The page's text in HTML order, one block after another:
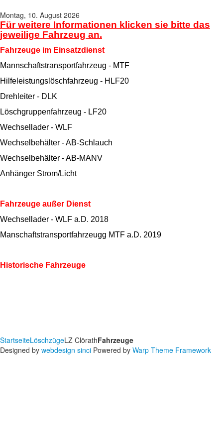
Montag, 10. August 2026
Für weitere Informationen klicken sie bitte das
jeweilige Fahrzeug an.
Fahrzeuge im Einsatzdienst
Mannschaftstransportfahrzeug - MTF
Hilfeleistungslöschfahrzeug - HLF20
Drehleiter - DLK
Löschgruppenfahrzeug - LF20
Wechsellader - WLF
Wechselbehälter - AB-Schlauch
Wechselbehälter - AB-MANV
Anhänger Strom/Licht
Fahrzeuge außer Dienst
Wechsellader - WLF a.D. 2018
Manschaftstransportfahrzeugg MTF a.D. 2019
Historische Fahrzeuge
StartseiteLöschzügeLZ ClörathFahrzeuge
Designed by webdesign sinci Powered by Warp Theme Framework